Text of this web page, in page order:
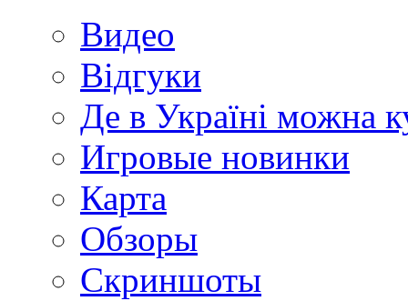
Видео
Відгуки
Де в Україні можна
Игровые новинки
Карта
Обзоры
Скриншоты